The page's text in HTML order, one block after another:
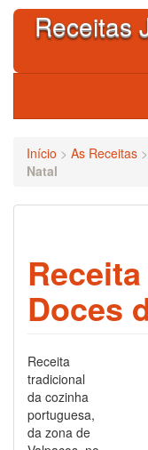
Skip
contentReceitas
Início > As Receitas >
Natal
Doces
Receita
tradicional
da cozinha
portuguesa,
da zona de